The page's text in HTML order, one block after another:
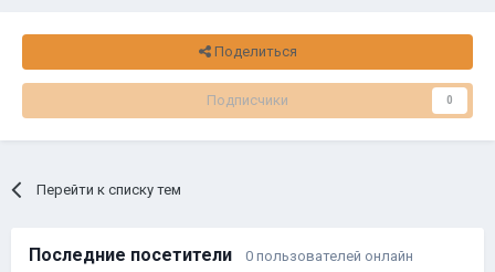
Поделиться
Подписчики 0
Перейти к списку тем
Последние посетители 0 пользователей онлайн